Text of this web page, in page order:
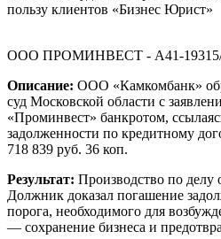
пользу клиентов «Бизнес Юрист»
ООО ПРОМИНВЕСТ - А41-19315/
Описание: ООО «Камкомбанк»
суд Московской области с
«Проминвест» банкротом,
задолженности по кредитному
718 839 руб. 36 коп.
Результат: Производство по делу
Должник доказал погашение
порога, необходимого для
— сохранение бизнеса и